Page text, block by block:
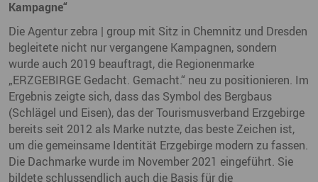
Kampagne“
Die Agentur zebra | group mit Sitz in Chemnitz und Dresden
begleitete nicht nur vergangene Kampagnen, sondern
wurde auch 2019 beauftragt, die Regionenmarke
„ERZGEBIRGE Gedacht. Gemacht.“ neu zu positionieren. Im
Ergebnis zeigte sich, dass das Symbol des Bergbaus
(Schlägel und Eisen), das der Tourismusverband Erzgebirge
bereits seit 2012 als Marke nutzte, das beste Zeichen ist,
um die gemeinsame Identität Erzgebirge modern zu fassen.
Die Dachmarke wurde im November 2021 eingeführt. Sie
bildete schlussendlich auch die Basis für die